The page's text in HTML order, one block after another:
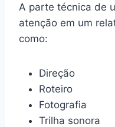
A parte técnica de
atenção em um
como:
Direção
Roteiro
Fotografia
Trilha sonora